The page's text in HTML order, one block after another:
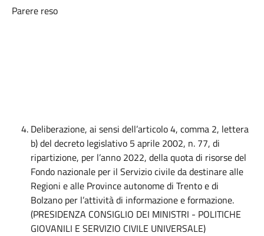
Parere reso
Deliberazione, ai sensi dell’articolo 4, comma 2, lettera
b) del decreto legislativo 5 aprile 2002, n. 77, di
ripartizione, per l’anno 2022, della quota di risorse del
Fondo nazionale per il Servizio civile da destinare alle
Regioni e alle Province autonome di Trento e di
Bolzano per l’attività di informazione e formazione.
(PRESIDENZA CONSIGLIO DEI MINISTRI - POLITICHE
GIOVANILI E SERVIZIO CIVILE UNIVERSALE)